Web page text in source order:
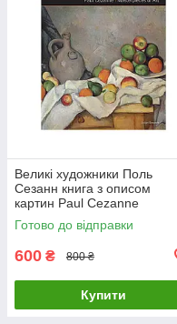
Великі художники Поль
Сезанн книга з описом
картин Paul Cezanne
Masterpieces of Art. Dr Julian
Beecroft
Готово до відправки
600 ₴ 800 ₴
Купити